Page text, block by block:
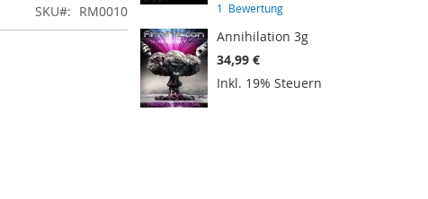
SKU
RM0010 1 Bewertung
Annihilation 3g
34,99 €
Inkl. 19% Steuern